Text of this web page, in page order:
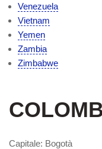
Venezuela
Vietnam
Yemen
Zambia
Zimbabwe
Capitale: Bogotà